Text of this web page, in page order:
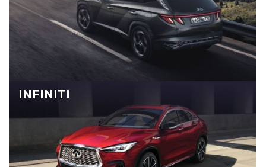
INFINITI